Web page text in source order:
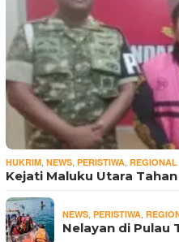
HUKRIM, NEWS, PERISTIWA, REGIONAL
Kejati Maluku Utara
NEWS, PERISTIWA,
Nelayan di Pulau